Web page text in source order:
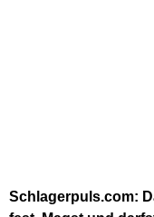
Schlagerpuls.com: